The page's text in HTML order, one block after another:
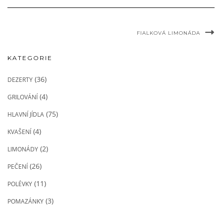
FIALKOVÁ LIMONÁDA
KATEGORIE
DEZERTY (36)
GRILOVÁNÍ (4)
HLAVNÍ JÍDLA (75)
KVAŠENÍ (4)
LIMONÁDY (2)
PEČENÍ (26)
POLÉVKY (11)
POMAZÁNKY (3)